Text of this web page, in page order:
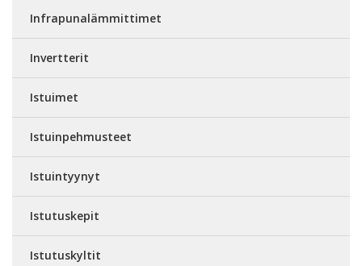
Infrapunalämmittimet
Invertterit
Istuimet
Istuinpehmusteet
Istuintyynyt
Istutuskepit
Istutuskyltit